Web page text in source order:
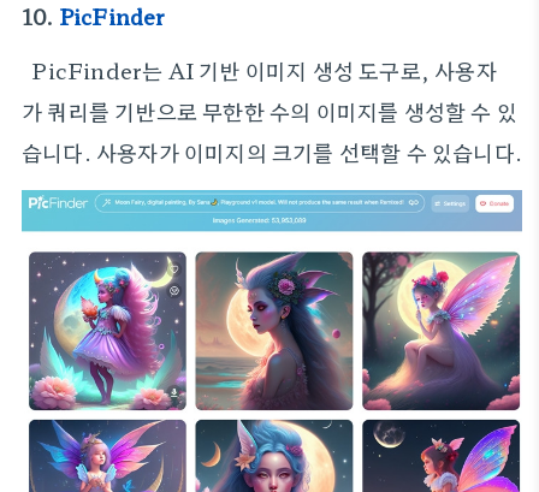
10. PicFinder
PicFinder는 AI 기반 이미지 생성 도구로, 사용자
가 쿼리를 기반으로 무한한 수의 이미지를 생성할 수 있
습니다. 사용자가 이미지의 크기를 선택할 수 있습니다.